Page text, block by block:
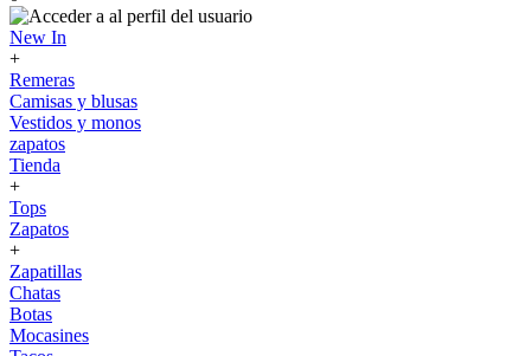
New In
+
Remeras
Camisas y blusas
Vestidos y monos
zapatos
Tienda
+
Tops
Zapatos
+
Zapatillas
Chatas
Botas
Mocasines